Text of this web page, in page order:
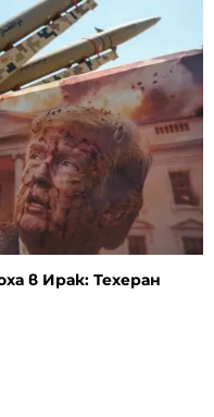
в Ирак: Техеран